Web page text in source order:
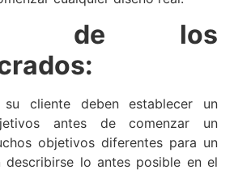
de los
cliente deben establecer un
antes de comenzar un
objetivos diferentes para un
lo antes posible en el